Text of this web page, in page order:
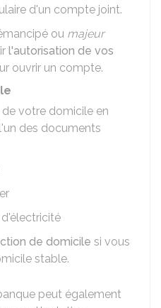
d'un compte joint.
ou majeur
l'autorisation de vos
ouvrir un compte.
votre domicile en
des documents
de domicile si vous
stable.
peut également